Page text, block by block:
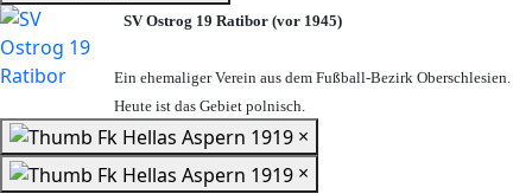
SV Ostrog 19 Ratibor (vor 1945)
Ein ehemaliger Verein aus dem Fußball-Bezirk Oberschlesien.
Heute ist das Gebiet polnisch.
×
×